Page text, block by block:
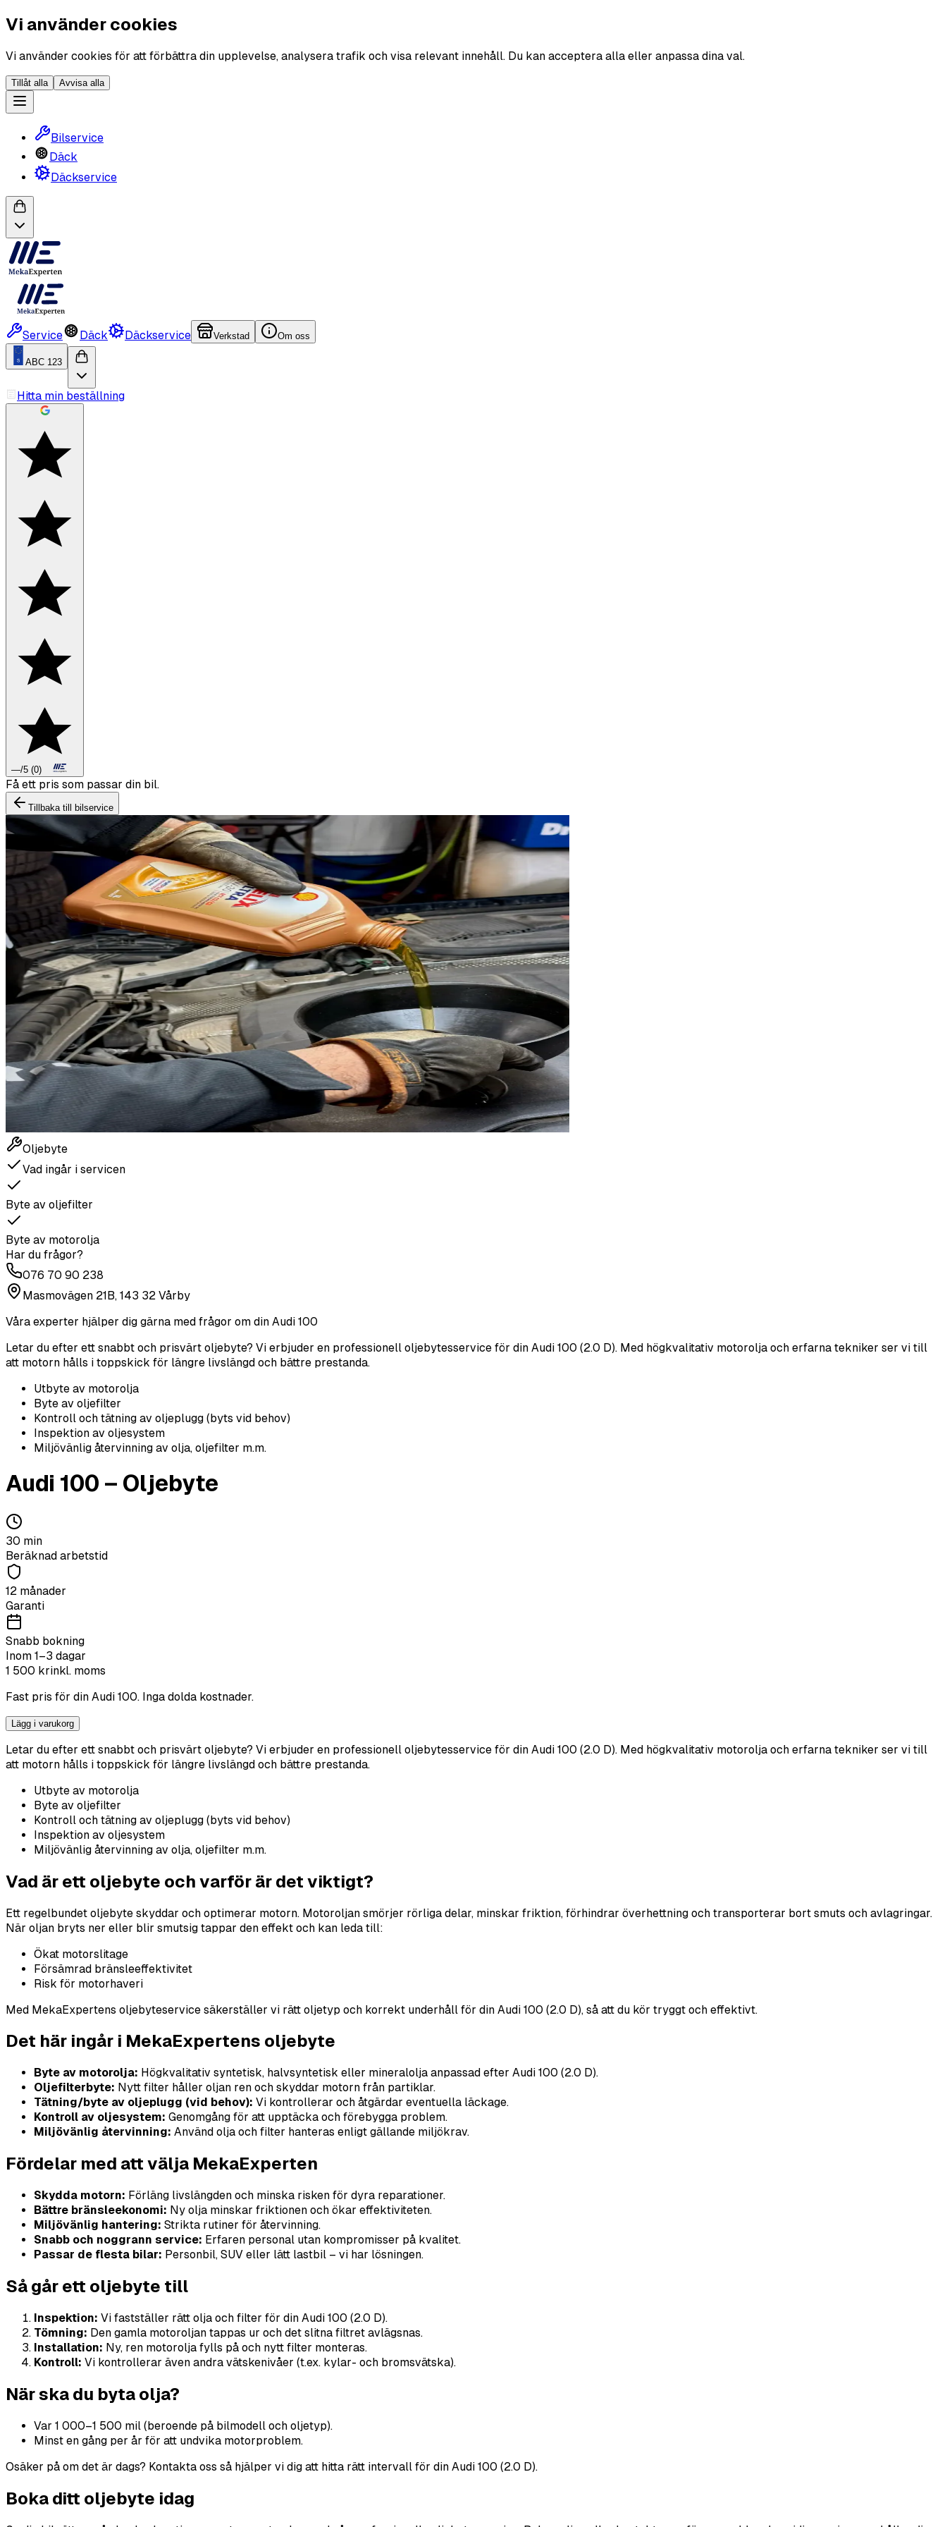
Vi använder cookies
Vi använder cookies för att förbättra din upplevelse, analysera trafik och visa relevant innehåll. Du kan acceptera alla eller anpassa dina val.
Tillåt alla Avvisa alla
Bilservice
Däck
Däckservice
Service Däck Däckservice Verkstad Om oss
ABC 123
Hitta min beställning
—/5 (0)
Tillbaka till bilservice
Oljebyte
Vad ingår i servicen
Byte av oljefilter
Byte av motorolja
Har du frågor?
076 70 90 238
Masmovägen 21B, 143 32 Vårby
Våra experter hjälper dig gärna med frågor om din Audi 100
Letar du efter ett snabbt och prisvärt oljebyte? Vi erbjuder en professionell oljebytesservice för din Audi 100 (2.0 D). Med högkvalitativ motorolja och erfarna tekniker ser vi till
att motorn hålls i toppskick för längre livslängd och bättre prestanda.
Utbyte av motorolja
Byte av oljefilter
Kontroll och tätning av oljeplugg (byts vid behov)
Inspektion av oljesystem
Miljövänlig återvinning av olja, oljefilter m.m.
Audi 100 – Oljebyte
30 min
Beräknad arbetstid
12 månader
Garanti
Snabb bokning
Inom 1–3 dagar
1 500 krinkl. moms
Fast pris för din Audi 100. Inga dolda kostnader.
Lägg i varukorg
Letar du efter ett snabbt och prisvärt oljebyte? Vi erbjuder en professionell oljebytesservice för din Audi 100 (2.0 D). Med högkvalitativ motorolja och erfarna tekniker ser vi till
att motorn hålls i toppskick för längre livslängd och bättre prestanda.
Utbyte av motorolja
Byte av oljefilter
Kontroll och tätning av oljeplugg (byts vid behov)
Inspektion av oljesystem
Miljövänlig återvinning av olja, oljefilter m.m.
Vad är ett oljebyte och varför är det viktigt?
Ett regelbundet oljebyte skyddar och optimerar motorn. Motoroljan smörjer rörliga delar, minskar friktion, förhindrar överhettning och transporterar bort smuts och avlagringar.
När oljan bryts ner eller blir smutsig tappar den effekt och kan leda till:
Ökat motorslitage
Försämrad bränsleeffektivitet
Risk för motorhaveri
Med MekaExpertens oljebyteservice säkerställer vi rätt oljetyp och korrekt underhåll för din Audi 100 (2.0 D), så att du kör tryggt och effektivt.
Det här ingår i MekaExpertens oljebyte
Byte av motorolja: Högkvalitativ syntetisk, halvsyntetisk eller mineralolja anpassad efter Audi 100 (2.0 D).
Oljefilterbyte: Nytt filter håller oljan ren och skyddar motorn från partiklar.
Tätning/byte av oljeplugg (vid behov): Vi kontrollerar och åtgärdar eventuella läckage.
Kontroll av oljesystem: Genomgång för att upptäcka och förebygga problem.
Miljövänlig återvinning: Använd olja och filter hanteras enligt gällande miljökrav.
Fördelar med att välja MekaExperten
Skydda motorn: Förläng livslängden och minska risken för dyra reparationer.
Bättre bränsleekonomi: Ny olja minskar friktionen och ökar effektiviteten.
Miljövänlig hantering: Strikta rutiner för återvinning.
Snabb och noggrann service: Erfaren personal utan kompromisser på kvalitet.
Passar de flesta bilar: Personbil, SUV eller lätt lastbil – vi har lösningen.
Så går ett oljebyte till
Inspektion: Vi fastställer rätt olja och filter för din Audi 100 (2.0 D).
Tömning: Den gamla motoroljan tappas ur och det slitna filtret avlägsnas.
Installation: Ny, ren motorolja fylls på och nytt filter monteras.
Kontroll: Vi kontrollerar även andra vätskenivåer (t.ex. kylar- och bromsvätska).
När ska du byta olja?
Var 1 000–1 500 mil (beroende på bilmodell och oljetyp).
Minst en gång per år för att undvika motorproblem.
Osäker på om det är dags? Kontakta oss så hjälper vi dig att hitta rätt intervall för din Audi 100 (2.0 D).
Boka ditt oljebyte idag